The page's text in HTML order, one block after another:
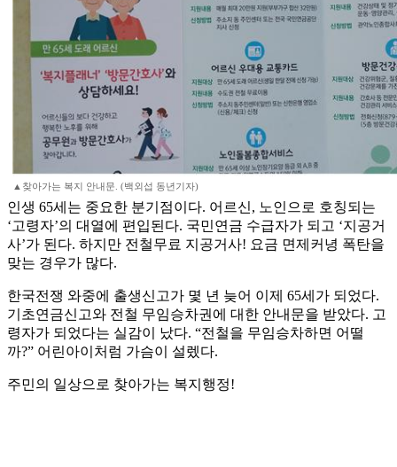
▲찾아가는 복지 안내문. (백외섭 동년기자)
인생 65세는 중요한 분기점이다. 어르신, 노인으로 호칭되는
‘고령자’의 대열에 편입된다. 국민연금 수급자가 되고 ‘지공거
사’가 된다. 하지만 전철무료 지공거사! 요금 면제커녕 폭탄을
맞는 경우가 많다.
한국전쟁 와중에 출생신고가 몇 년 늦어 이제 65세가 되었다.
기초연금신고와 전철 무임승차권에 대한 안내문을 받았다. 고
령자가 되었다는 실감이 났다. “전철을 무임승차하면 어떨
까?” 어린아이처럼 가슴이 설렜다.
주민의 일상으로 찾아가는 복지행정!